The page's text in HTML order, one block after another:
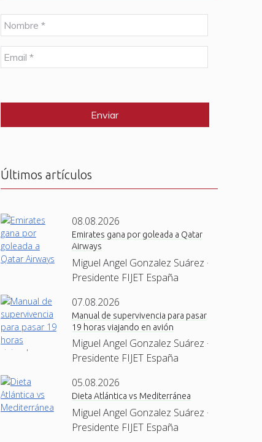
N
o
m
b
r
E
m
l
Últimos artículos
08.08.2026
Emirates gana por goleada a Qatar
Airways
Miguel Angel Gonzalez Suárez ·
Presidente FIJET España
07.08.2026
Manual de supervivencia para pasar
19 horas viajando en avión
Miguel Angel Gonzalez Suárez ·
Presidente FIJET España
05.08.2026
Dieta Atlántica vs Mediterránea
Miguel Angel Gonzalez Suárez ·
Presidente FIJET España